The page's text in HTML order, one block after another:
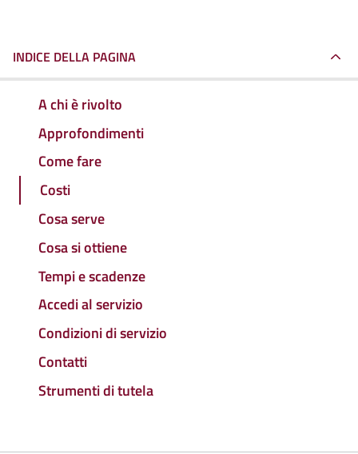
INDICE DELLA PAGINA
A chi è rivolto
Approfondimenti
Come fare
Costi
Cosa serve
Cosa si ottiene
Tempi e scadenze
Accedi al servizio
Condizioni di servizio
Contatti
Strumenti di tutela